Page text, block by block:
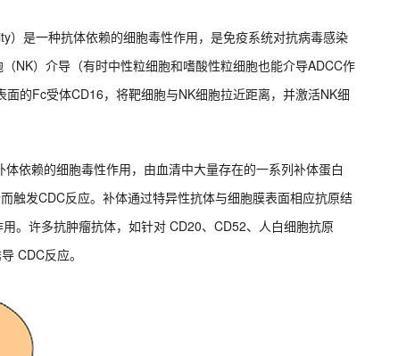
是一种抗体依赖的细胞毒性作用，是免疫系统对抗病毒感染
NK）介导（有时中性粒细胞和嗜酸性粒细胞也能介导ADCC作
的Fc受体CD16，将靶细胞与NK细胞拉近距离，并激活NK细
依赖的细胞毒性作用，由血清中大量存在的一系列补体蛋白
触发CDC反应。补体通过特异性抗体与细胞膜表面相应抗原结
。许多抗肿瘤抗体，如针对 CD20、CD52、人白细胞抗原
CDC反应。